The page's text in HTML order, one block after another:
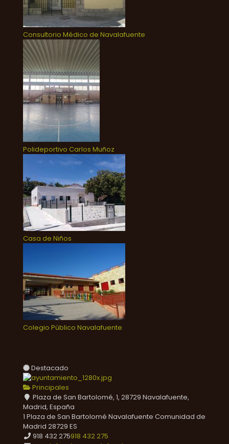
Consultorio Médico de Navalafuente
Polideportivo Carlos Muñoz
Casa de Niños
Colegio Público Navalafuente
Destacado
Principales
Plaza de San Bartolomé, 1, 28729 Navalafuente,
Madrid, España
1 Plaza de San Bartolomé Navalafuente Comunidad de
Madrid 28729 ES
918 432 275918 432 275